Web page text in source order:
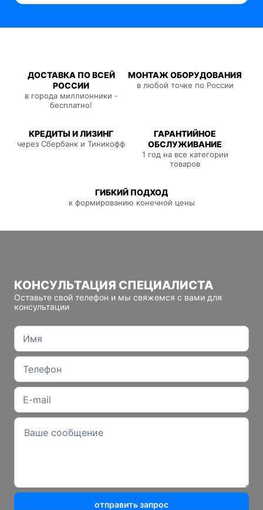
ДОСТАВКА ПО ВСЕЙ
РОССИИ
в города миллионники -
бесплатно!
МОНТАЖ ОБОРУДОВАНИЯ
в любой точке по России
КРЕДИТЫ И ЛИЗИНГ
через Сбербанк и Тиникофф
ГАРАНТИЙНОЕ
ОБСЛУЖИВАНИЕ
1 год на все категории
товаров
ГИБКИЙ ПОДХОД
к формированию конечной цены
КОНСУЛЬТАЦИЯ СПЕЦИАЛИСТА
Оставьте свой телефон и мы свяжемся с вами для
консультации
отправить запрос